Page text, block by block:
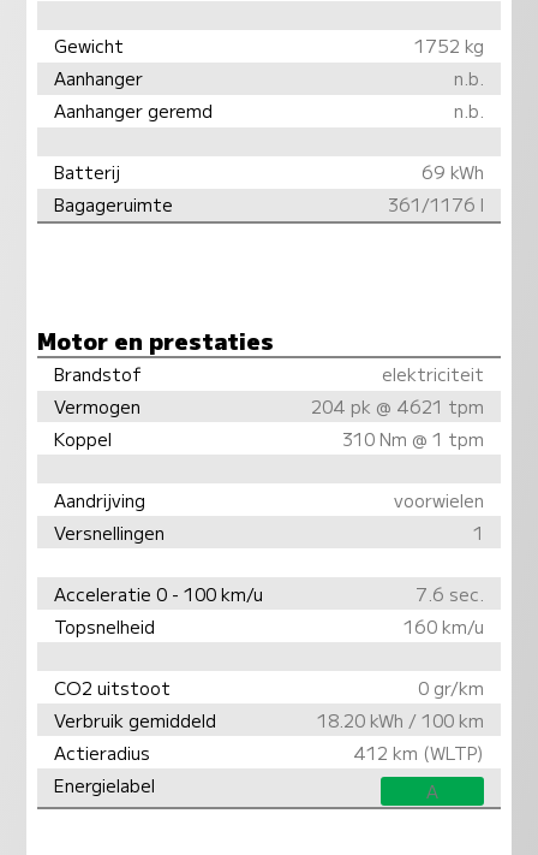
Gewicht
1752 kg
Aanhanger
n.b.
Aanhanger geremd
n.b.
Batterij
69 kWh
Bagageruimte
361/1176 l
Motor en prestaties
Brandstof
elektriciteit
Vermogen
204 pk @ 4621 tpm
Koppel
310 Nm @ 1 tpm
Aandrijving
voorwielen
Versnellingen
1
Acceleratie 0 - 100 km/u
7.6 sec.
Topsnelheid
160 km/u
CO2 uitstoot
0 gr/km
Verbruik gemiddeld
18.20 kWh / 100 km
Actieradius
412 km (WLTP)
Energielabel
A